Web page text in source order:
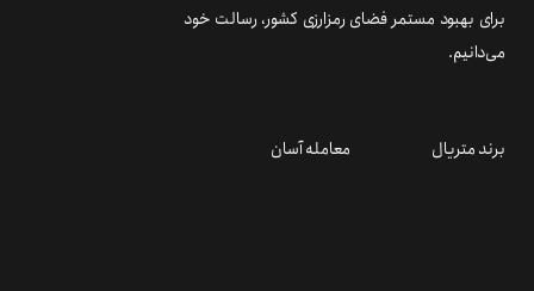
برای بهبود مستمر فضای رمزارزی کشور، رسالت خود
می‌دانیم.
برند متریال معامله آسان